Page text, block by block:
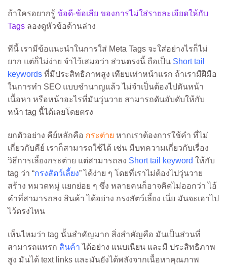
ถ้าใครอยากรู้ ข้อดี-ข้อเสีย ของการไม่ใส่รายละเอียดให้กับ
Tags ลองดูหัวข้อด้านล่าง
ทีนี้ เรามีข้อแนะนำในการใส่ Meta Tags จะใส่อย่างไรก็ไม่
ยาก แต่ก็ไม่ง่าย จำไว้เสมอว่า ส่วนตรงนี้ ถือเป็น Short tail
keywords ที่มีประสิทธิภาพสูง เทียบเท่าหน้าแรก ถ้าเรามีฝีมือ
ในการทำ SEO แบบชำนาญแล้ว ไม่จำเป็นต้องไปดันหน้า
เนื้อหา หรือหน้าอะไรที่มันวุ่นวาย สามารถดันอับดับให้กับ
หน้า tag นี้ได้เลยโดยตรง
ยกตัวอย่าง คีย์หลักคือ กระต่าย หากเราต้องการใช้คำ ที่ไม่
เกี่ยวกับคีย์ เราก็สามารถใช้ได้ เช่น มีบทความเกี่ยวกับเรื่อง
วิธีการเลี้ยงกระต่าย แต่สามารถลง Short tail keyword ให้กับ
tag ว่า “กรงสัตว์เลี้ยง” ได้ง่าย ๆ โดยที่เราไม่ต้องไปวุ่นวาย
สร้าง หมวดหมู่ แยกย่อย ๆ ซึ่ง หลายคนก็อาจคิดไม่ออกว่า ไอ้
คำที่สามารถลง สินค้า ได้อย่าง กรงสัตว์เลี้ยง เนี่ย มันจะเอาไป
ไว้ตรงไหน
เห็นไหมว่า tag นั้นสำคัญมาก สิ่งสำคัญคือ มันเป็นส่วนที่
สามารถแทรก สินค้า ได้อย่าง แนบเนียน และมี ประสิทธิภาพ
สูง มันได้ text links และมันยังได้พลังจากเนื้อหาคุณภาพ